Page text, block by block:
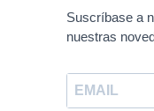
Suscríbase a
nuestras